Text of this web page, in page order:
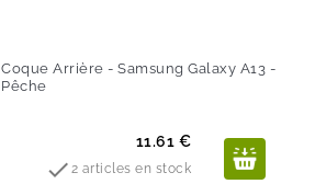
Coque Arrière - Samsung Galaxy A13 -
Pêche
Prix
11.61 €
 2 articles en stock